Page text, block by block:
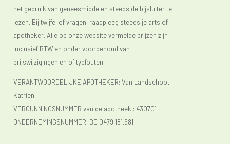
het gebruik van geneesmiddelen steeds de bijsluiter te
lezen. Bij twijfel of vragen, raadpleeg steeds je arts of
apotheker. Alle op onze website vermelde prijzen zijn
inclusief BTW en onder voorbehoud van
prijswijzigingen en of typfouten.
VERANTWOORDELIJKE APOTHEKER: Van Landschoot
Katrien
VERGUNNINGSNUMMER van de apotheek : 430701
ONDERNEMINGSNUMMER: BE 0479.181.681